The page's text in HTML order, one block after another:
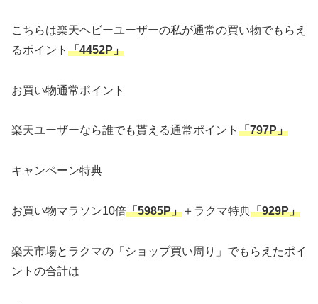
こちらは楽天ヘビーユーザーの私が通常の買い物でもらえ
るポイント 「4452P」
お買い物通常ポイント
楽天ユーザーなら誰でも貰える通常ポイント 「797P」
キャンペーン特典
お買い物マラソン10倍「5985P」 ＋ラクマ特典「929P」
楽天市場とラクマの「ショップ買い周り」でもらえたポイ
ントの合計は